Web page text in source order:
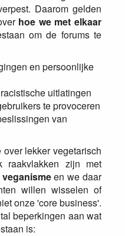
Daarom gelden
hoe we met elkaar
om de forums te
en persoonlijke
uitlatingen
te provoceren
van
lekker vegetarisch
raakvlakken zijn met
veganismeen we daar
willen wisselen of
onze 'core business'.
beperkingen aan wat
is: